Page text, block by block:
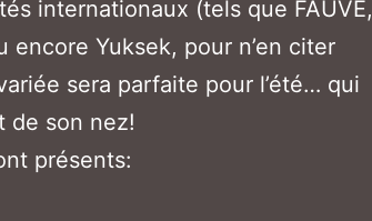
internationaux (tels que FAUVE,
encore Yuksek, pour n’en citer
sera parfaite pour l’été… qui
de son nez!
présents: